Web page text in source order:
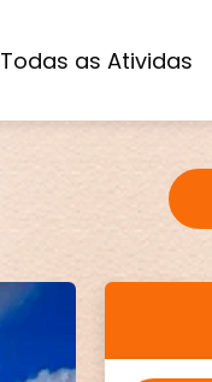
Todas as Atividas